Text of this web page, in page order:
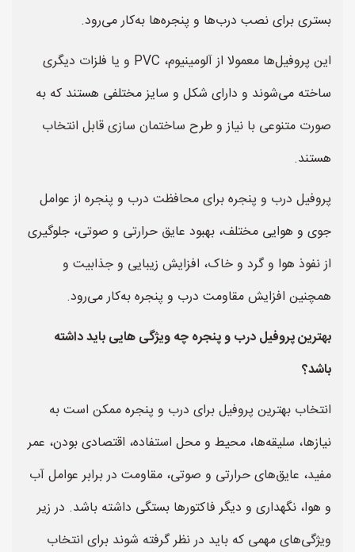
بستری برای نصب درب‌ها و پنجره‌ها به‌کار می‌رود.
این پروفیل‌ها معمولا از آلومینیوم، PVC و یا فلزات دیگری
ساخته می‌شوند و دارای شکل و سایز مختلفی هستند که به
صورت متنوعی با نیاز و طرح ساختمان سازی قابل انتخاب
هستند.
پروفیل درب و پنجره برای محافظت درب و پنجره از عوامل
جوی و هوایی مختلف، بهبود عایق حرارتی و صوتی، جلوگیری
از نفوذ هوا و گرد و خاک، افزایش زیبایی و جذابیت و
همچنین افزایش مقاومت درب و پنجره به‌کار می‌رود.
بهترین پروفیل درب و پنجره چه ویژگی هایی باید داشته
باشد؟
انتخاب بهترین پروفیل برای درب و پنجره ممکن است به
نیازها، سلیقه‌ها، محیط و محل استفاده، اقتصادی بودن، عمر
مفید، عایق‌های حرارتی و صوتی، مقاومت در برابر عوامل آب
و هوا، نگهداری و دیگر فاکتورها بستگی داشته باشد. در زیر
ویژگی‌های مهمی که باید در نظر گرفته شوند برای انتخاب